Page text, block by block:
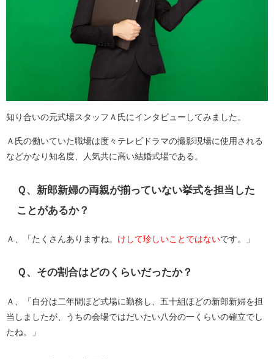
知り合いの元式場スタッフＡ氏にインタビューしてみました。
Ａ氏の働いていた職場は度々テレビドラマの撮影現場に使用される
などかなり知名度、人気共に高い結婚式場である。
Ｑ、新郎新婦の両親が揃っていない挙式を担当した
ことがあるか？
Ａ、「たくさんありますね。 けして珍しいことではないです。」
Ｑ、その割合はどのくらいだったか？
Ａ、「自分は二年間ほど式場に勤務し、五十組ほどの新郎新婦を担
当しましたが、うちの会場ではだいたい八分の一くらいの確立でし
たね。」